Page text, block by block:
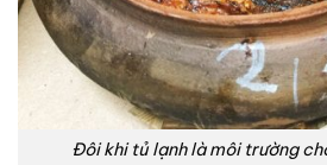
Đôi khi tủ lạnh là môi trường